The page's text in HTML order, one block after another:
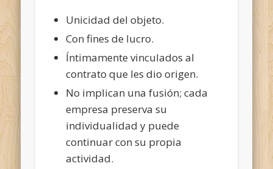
Unicidad del objeto.
Con fines de lucro.
Íntimamente vinculados al
contrato que les dio origen.
No implican una fusión; cada
empresa preserva su
individualidad y puede
continuar con su propia
actividad.